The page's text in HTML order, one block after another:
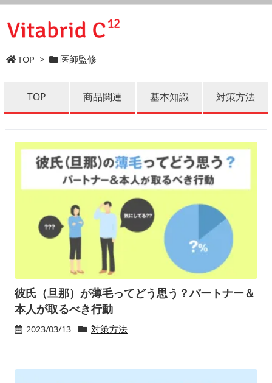
TOP > 医師監修
TOP 商品関連 基本知識 対策方法
彼氏（旦那）が薄毛ってどう思う？パートナー＆
本人が取るべき行動
2023/03/13 対策方法